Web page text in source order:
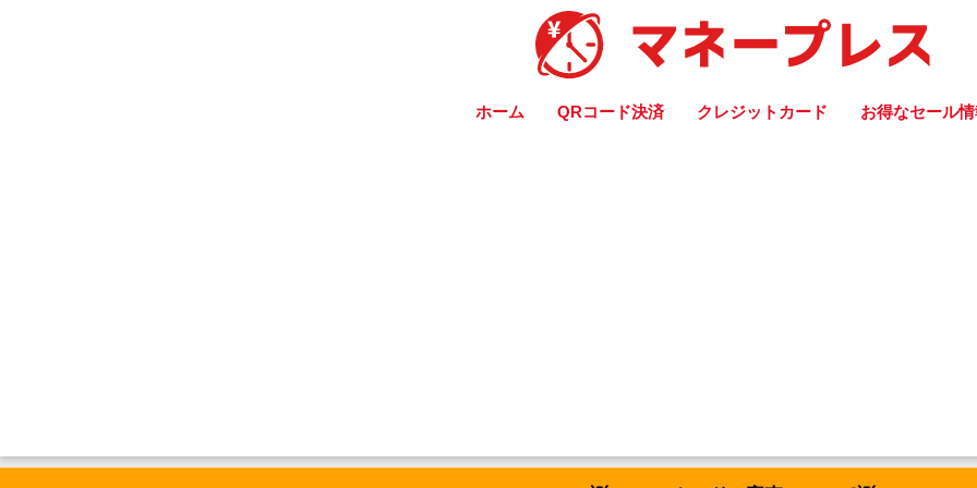
ホーム QRコード決済 クレジットカード お得なセール